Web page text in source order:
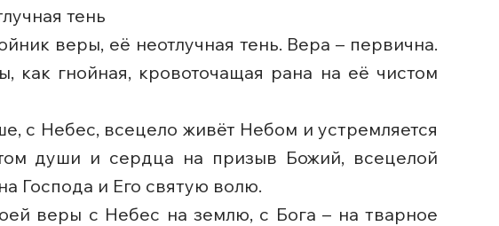
тень
веры, её неотлучная тень. Вера – первична.
гнойная, кровоточащая рана на её чистом
с Небес, всецело живёт Небом и устремляется
души и сердца на призыв Божий, всецелой
Господа и Его святую волю.
веры с Небес на землю, с Бога – на тварное